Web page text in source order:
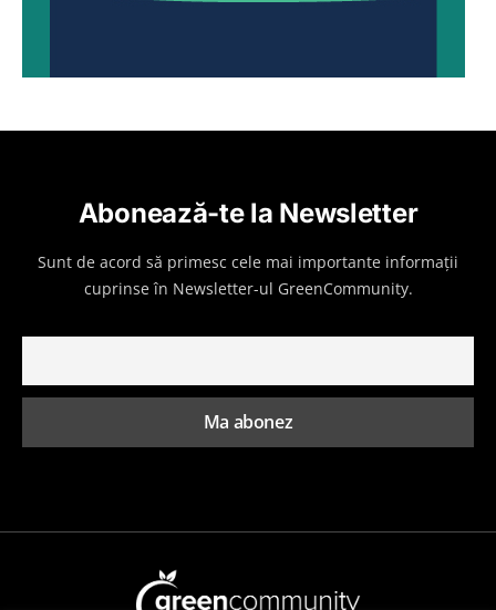
Abonează-te la Newsletter
Sunt de acord să primesc cele mai importante informații
cuprinse în Newsletter-ul GreenCommunity.